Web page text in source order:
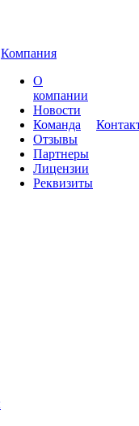
Компания
О
компании
Новости
Команда
Отзывы
Партнеры
Лицензии
Реквизиты